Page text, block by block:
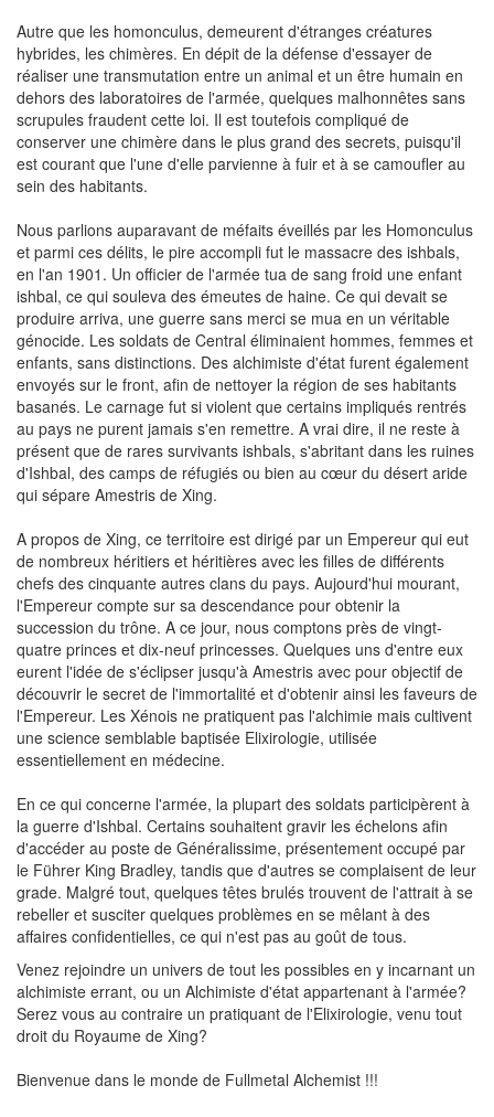
Autre que les homonculus, demeurent d'étranges créatures
hybrides, les chimères. En dépit de la défense d'essayer de
réaliser une transmutation entre un animal et un être humain en
dehors des laboratoires de l'armée, quelques malhonnêtes sans
scrupules fraudent cette loi. Il est toutefois compliqué de
conserver une chimère dans le plus grand des secrets, puisqu'il
est courant que l'une d'elle parvienne à fuir et à se camoufler au
sein des habitants.
Nous parlions auparavant de méfaits éveillés par les Homonculus
et parmi ces délits, le pire accompli fut le massacre des ishbals,
en l'an 1901. Un officier de l'armée tua de sang froid une enfant
ishbal, ce qui souleva des émeutes de haine. Ce qui devait se
produire arriva, une guerre sans merci se mua en un véritable
génocide. Les soldats de Central éliminaient hommes, femmes et
enfants, sans distinctions. Des alchimiste d'état furent également
envoyés sur le front, afin de nettoyer la région de ses habitants
basanés. Le carnage fut si violent que certains impliqués rentrés
au pays ne purent jamais s'en remettre. A vrai dire, il ne reste à
présent que de rares survivants ishbals, s'abritant dans les ruines
d'Ishbal, des camps de réfugiés ou bien au cœur du désert aride
qui sépare Amestris de Xing.
A propos de Xing, ce territoire est dirigé par un Empereur qui eut
de nombreux héritiers et héritières avec les filles de différents
chefs des cinquante autres clans du pays. Aujourd'hui mourant,
l'Empereur compte sur sa descendance pour obtenir la
succession du trône. A ce jour, nous comptons près de vingt-
quatre princes et dix-neuf princesses. Quelques uns d'entre eux
eurent l'idée de s'éclipser jusqu'à Amestris avec pour objectif de
découvrir le secret de l'immortalité et d'obtenir ainsi les faveurs de
l'Empereur. Les Xénois ne pratiquent pas l'alchimie mais cultivent
une science semblable baptisée Elixirologie, utilisée
essentiellement en médecine.
En ce qui concerne l'armée, la plupart des soldats participèrent à
la guerre d'Ishbal. Certains souhaitent gravir les échelons afin
d'accéder au poste de Généralissime, présentement occupé par
le Führer King Bradley, tandis que d'autres se complaisent de leur
grade. Malgré tout, quelques têtes brulés trouvent de l'attrait à se
rebeller et susciter quelques problèmes en se mêlant à des
affaires confidentielles, ce qui n'est pas au goût de tous.
Venez rejoindre un univers de tout les possibles en y incarnant un
alchimiste errant, ou un Alchimiste d'état appartenant à l'armée?
Serez vous au contraire un pratiquant de l'Elixirologie, venu tout
droit du Royaume de Xing?
Bienvenue dans le monde de Fullmetal Alchemist !!!